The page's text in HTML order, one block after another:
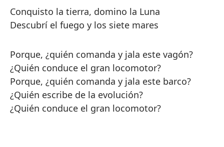
Conquisto la tierra, domino la Luna
Descubrí el fuego y los siete mares
Porque, ¿quién comanda y jala este vagón?
¿Quién conduce el gran locomotor?
Porque, ¿quién comanda y jala este barco?
¿Quién escribe de la evolución?
¿Quién conduce el gran locomotor?